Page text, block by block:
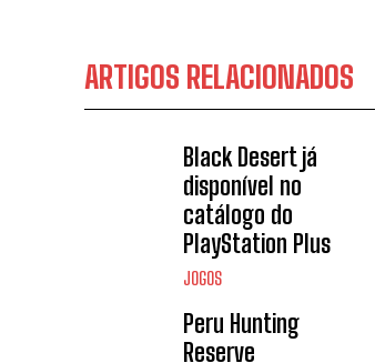
ARTIGOS RELACIONADOS
Black Desert já
disponível no
catálogo do
PlayStation Plus
JOGOS
Peru Hunting
Reserve